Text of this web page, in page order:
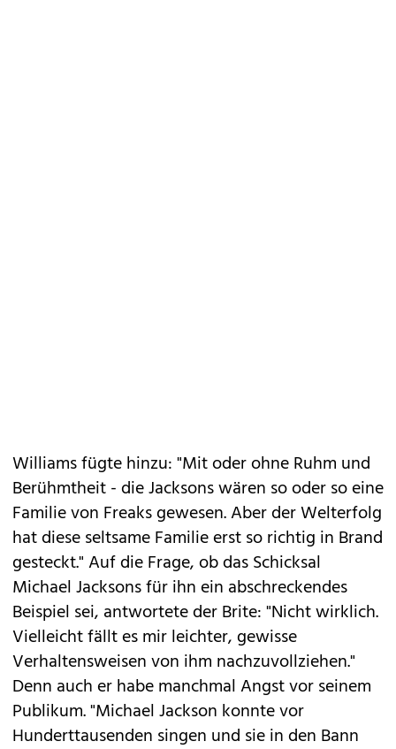
Williams fügte hinzu: "Mit oder ohne Ruhm und
Berühmtheit - die Jacksons wären so oder so eine
Familie von Freaks gewesen. Aber der Welterfolg
hat diese seltsame Familie erst so richtig in Brand
gesteckt." Auf die Frage, ob das Schicksal
Michael Jacksons für ihn ein abschreckendes
Beispiel sei, antwortete der Brite: "Nicht wirklich.
Vielleicht fällt es mir leichter, gewisse
Verhaltensweisen von ihm nachzuvollziehen."
Denn auch er habe manchmal Angst vor seinem
Publikum. "Michael Jackson konnte vor
Hunderttausenden singen und sie in den Bann